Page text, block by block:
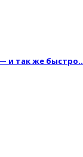
и так же